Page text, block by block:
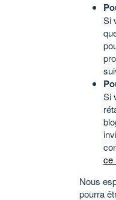
Si
Si
ce
Nous
pourra